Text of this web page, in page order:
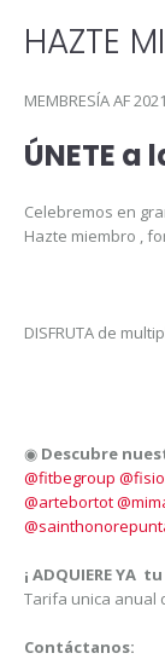
HAZTE
MEMBRESÍA AF 2021
ÚNETE a
Celebremos en
Hazte miembro ,
DISFRUTA de
◉ Descubre
@fitbegroup
@artebortot
¡ ADQUIERE YA
Tarifa unica anual
Contáctanos: